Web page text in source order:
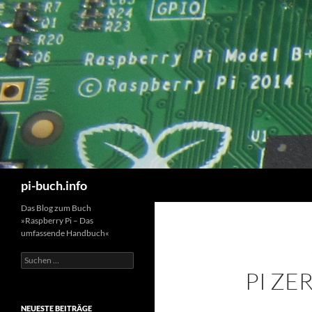
Zum
Inhalt
springen
pi-buch.info
PI
Das Blog zum Buch
»Raspberry Pi – Das
umfassende Handbuch«
S
u
e
NEUESTE BEITRÄGE